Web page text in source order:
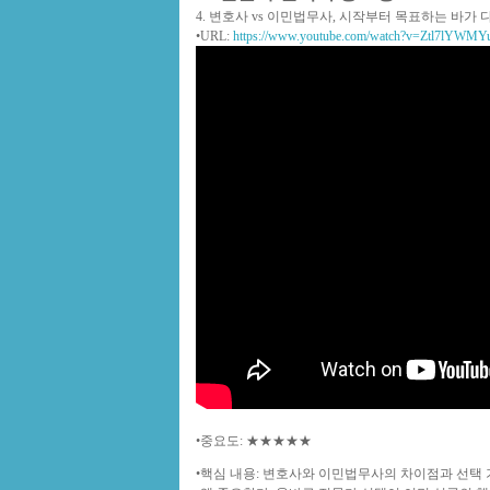
4. 변호사 vs 이민법무사, 시작부터 목표하는 바가
•URL: https://www.youtube.com/
•중요도 : ★★★★★
•핵심 내용: 변호사와 이민법무사의 차이점과 선택